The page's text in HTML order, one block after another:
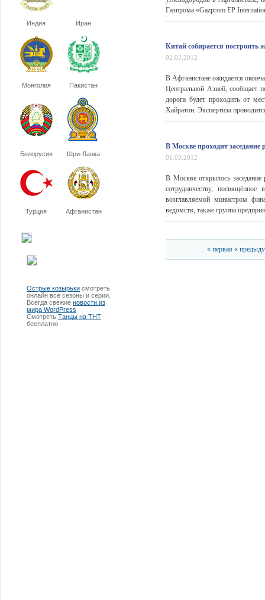
Индия Иран
Монголия Пакистан
Белорусия Шри-Ланка
Турция Афганистан
Острые козырьки смотреть
онлайн все сезоны и серии.
Всегда свежие новости из
мира WordPress
Смотреть Танцы на ТНТ
бесплатно
Газпрома «Gazprom EP
Китай собирается построить
02.03.2012
В Афганистане ожидается
Центральной Азией, сообщает
дорога будет проходить от
Хайратон. Экспертиза
В Москве проходит заседание
01.03.2012
В Москве открылось заседание
сотрудничеству,
возглавляемой министром
ведомств, также группа
« первая «